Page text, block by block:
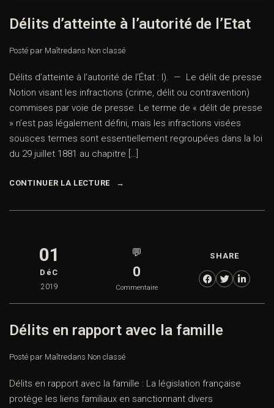
Délits d’atteinte à l’autorité de l’Etat
Posté par Maîtredans Non classé
Délits d’atteinte à l’autorité de l’État : I). — Le délit de presse
Notion visant les infractions (crime, délit ou contravention)
commises par voie de presse. Le terme de « délit de presse
» n’est pas légalement défini, mais les infractions visées
sousces termes sont essentiellement regroupées dans la loi
du 29 juillet 1881 au chapitre […]
CONTINUER LA LECTURE
01
DéC
2019
💬
0
Commentaire
SHARE
Délits en rapport avec la famille
Posté par Maîtredans Non classé
Délits en rapport avec la famille : La législation française
protège les liens familiaux en sanctionnant divers